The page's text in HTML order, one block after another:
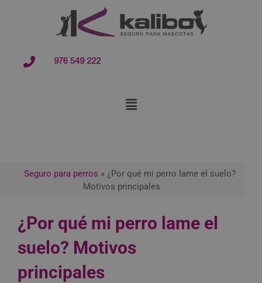
976 549 222
Seguro para perros » ¿Por qué mi perro lame el suelo?
Motivos principales
¿Por qué mi perro lame el
suelo? Motivos
principales